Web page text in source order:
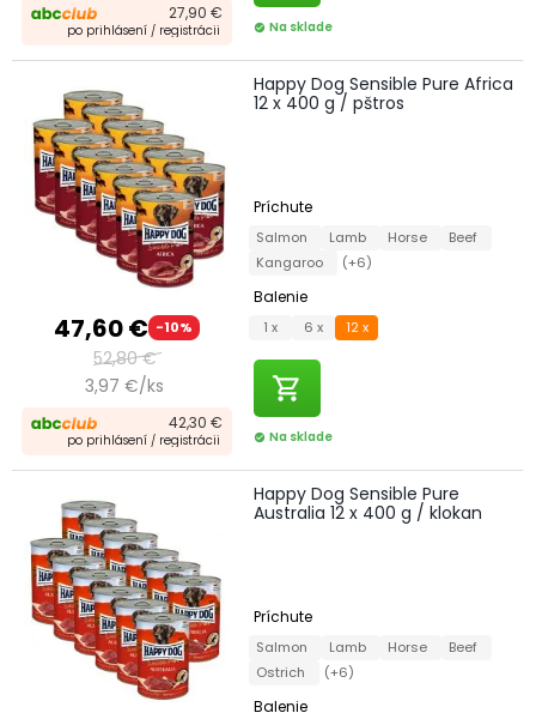
27,90 €
po prihlásení / registrácii check_circle Na sklade
47,60 € -10%
52,80 €
3,97 €/ks
42,30 €
po prihlásení / registrácii
Happy Dog Sensible Pure Africa
12 x 400 g / pštros
Príchute
Salmon Lamb Horse
Beef
Kangaroo
(+6)
Balenie
1 x 6 x 12 x
shopping_cart
check_circle Na sklade
Happy Dog Sensible Pure
Australia 12 x 400 g / klokan
Príchute
Salmon Lamb Horse
Beef
Ostrich
(+6)
Balenie